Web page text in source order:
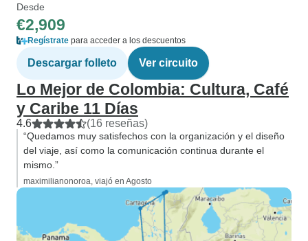
Desde
€2,909
Regístrate para acceder a los descuentos
Descargar folleto Ver circuito
Lo Mejor de Colombia: Cultura, Café
y Caribe 11 Días
4.6 (16 reseñas)
“Quedamos muy satisfechos con la organización y el diseño
del viaje, así como la comunicación continua durante el
mismo.”
maximilianonoroa, viajó en Agosto